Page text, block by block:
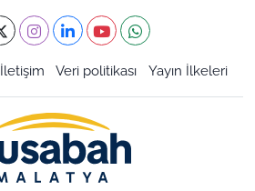
İletişim Veri politikası Yayın İlkeleri